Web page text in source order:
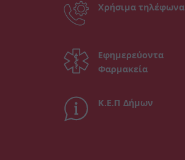
Χρήσιμα τηλέφωνα
Εφημερεύοντα
Φαρμακεία
Κ.Ε.Π Δήμων